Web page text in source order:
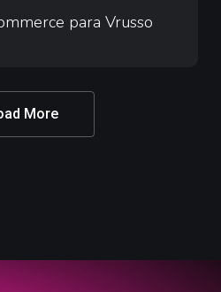
web
Vrusso
para Vrusso
More